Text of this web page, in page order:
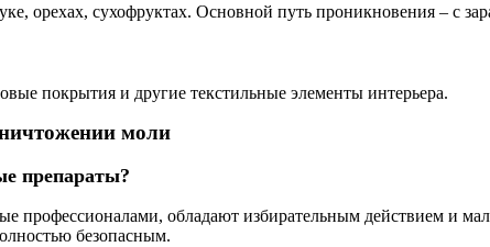
орехах, сухофруктах. Основной путь проникновения – с
покрытия и другие текстильные элементы интерьера.
моли
препараты?
профессионалами, обладают избирательным действием и
безопасным.